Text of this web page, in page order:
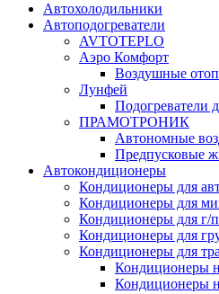
Автохолодильники
Автоподогреватели
AVTOTEPLO
Аэро Комфорт
Воздушные
Лунфей
Подогреватели
ПРАМОТРОНИК
Автономные
Предпусковые
Автокондиционеры
Кондиционеры для
Кондиционеры для
Кондиционеры для г/
Кондиционеры для
Кондиционеры для
Кондиционеры
Кондиционеры